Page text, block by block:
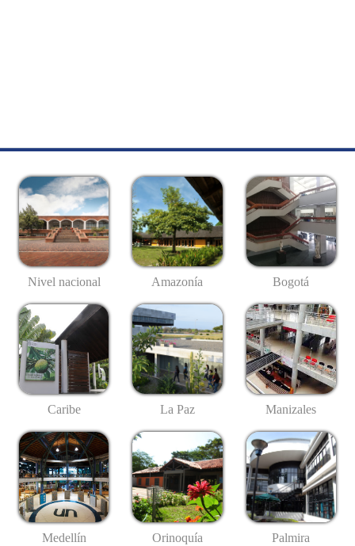
Nivel nacional Amazonía Bogotá
Caribe La Paz Manizales
Medellín Orinoquía Palmira